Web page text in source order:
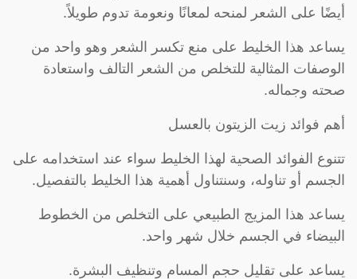
أيضًا على الشعر لمنحه لمعانًا ونعومة تدوم طويلاً.
يساعد هذا الخليط على منع تكسر الشعر وهو واحد من
الوصفات المثالية للتخلص من الشعر التالف واستعادة
صحته وجماله.
أهم فوائد زيت الزيتون بالعسل
تتنوع الفوائد الصحية لهذا الخليط سواء عند استخدامه على
الجسم أو تناوله، وسنتناول أهمية هذا الخليط بالتفصيل.
يساعد هذا المزيج الطبيعي على التخلص من الخطوط
البيضاء في الجسم خلال شهر واحد.
يساعد على تقليل حجم المسام وتنظيف البشرة.